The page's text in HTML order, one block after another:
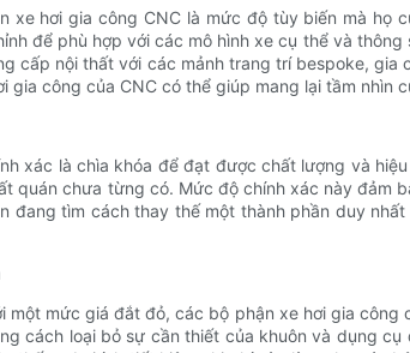
xe hơi gia công CNC là mức độ tùy biến mà
để phù hợp với các mô hình xe cụ thể và
cấp nội thất với các mảnh trang trí bespoke,
công của CNC có thể giúp mang lại tầm
xác là chìa khóa để đạt được chất lượng và
quán chưa từng có. Mức độ chính xác này đảm
đang tìm cách thay thế một thành phần duy
mức giá đắt đỏ, các bộ phận xe hơi gia
cách loại bỏ sự cần thiết của khuôn và dụng